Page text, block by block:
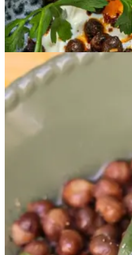
Gem opskrift
estragon
og smørsmør